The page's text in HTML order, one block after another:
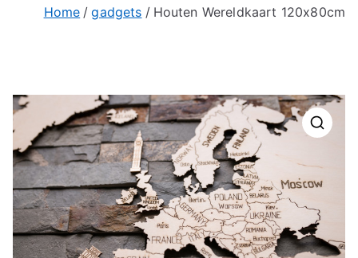
Home gadgets Houten Wereldkaart 120x80cm